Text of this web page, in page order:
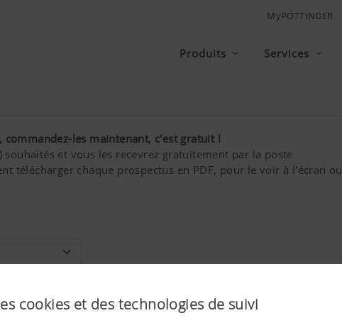
cookies et des technologies de suivi
MyPÖTTINGER
Produits Services
commandez-les maintenant, c'est gratuit !
souhaités et vous les recevrez gratuitement par la poste
télécharger chaque prospectus en PDF, pour le voir à l'écran ou